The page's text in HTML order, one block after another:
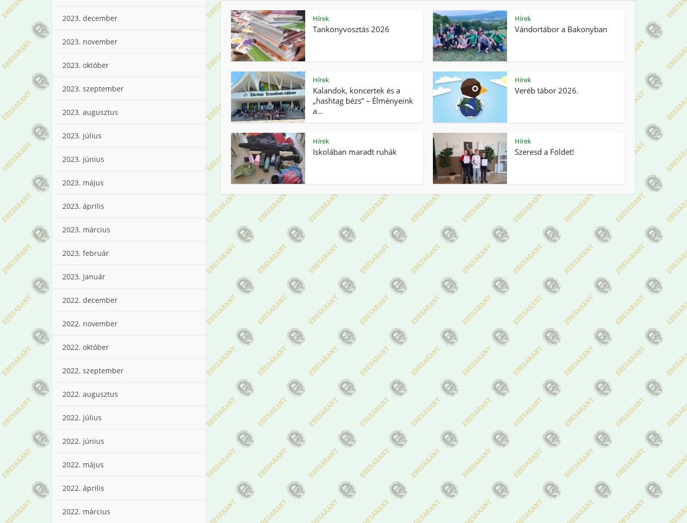
2023. december
2023. november
2023. október
2023. szeptember
2023. augusztus
2023. július
2023. június
2023. május
2023. április
2023. március
2023. február
2023. január
2022. december
2022. november
2022. október
2022. szeptember
2022. augusztus
2022. július
2022. június
2022. május
2022. április
2022. március
Hírek
Tankönyvosztás 2026
Hírek
Vándortábor a Bakonyban
Hírek
Kalandok, koncertek és a
„hashtag bézs” – Élményeink
a...
Hírek
Veréb tábor 2026.
Hírek
Iskolában maradt ruhák
Hírek
Szeresd a Földet!